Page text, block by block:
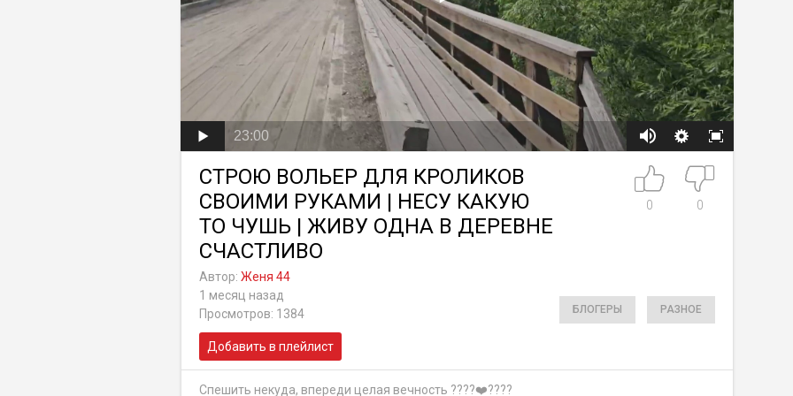
23:00
СТРОЮ ВОЛЬЕР ДЛЯ КРОЛИКОВ
СВОИМИ РУКАМИ | НЕСУ КАКУЮ
ТО ЧУШЬ | ЖИВУ ОДНА В ДЕРЕВНЕ
СЧАСТЛИВО
0 0
Автор: Женя 44
1 месяц назад
Просмотров: 1384
БЛОГЕРЫ РАЗНОЕ
Добавить в плейлист
Спешить некуда, впереди целая вечность ????❤️????